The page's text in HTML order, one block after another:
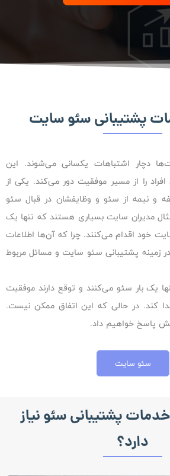
پشتیبانی سئو سایت
دچار اشتباهات یکسانی می‌شوند. این
را از مسیر موفقیت دور می‌کند. یکی از
و نیمه از سئو و وظایفشان در قبال سئو
مدیران سایت بسیاری هستند که تنها یک
خود اقدام می‌کنند. چرا که آن‌ها اطلاعات
زمینه پشتیبانی سئو سایت و مسائل مربوط
یک بار سئو می‌کنند و توقع دارند موفقیت
کند. در حالی که این اتفاق ممکن نیست.
پاسخ خواهیم داد.
سئو سایت
پشتیبانی سئو نیاز
دارد؟